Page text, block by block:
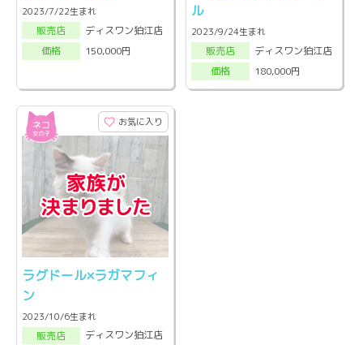
2023/7/22生まれ
販売店
ディスワン狛江店
価格
150,000円
ル
2023/9/24生まれ
販売店
ディスワン狛江店
価格
180,000円
お気に入り
ラグドール×ラガマフィ
ン
2023/10/6生まれ
販売店 ディスワン狛江店